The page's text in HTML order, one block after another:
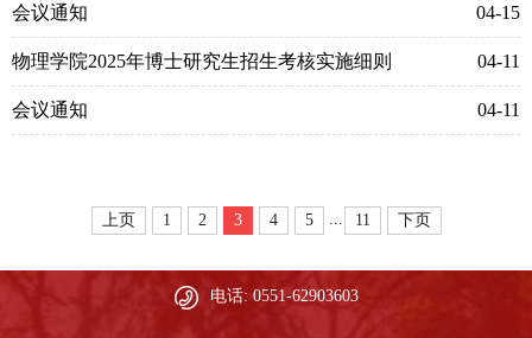
会议通知 04-15
物理学院2025年博士研究生招生考核实施细则 04-11
会议通知 04-11
上页 1 2 3 4 5 ... 11 下页
电话: 0551-62903603